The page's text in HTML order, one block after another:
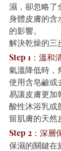
濕，卻忽略了
身體皮膚的含
的影響。
解決乾燥的三
Step 1：溫和
氣溫降低時，
使用含皂鹼或
易讓皮膚更加
酸性沐浴乳或
留肌膚的天然
Step 2：深層
保濕的關鍵在